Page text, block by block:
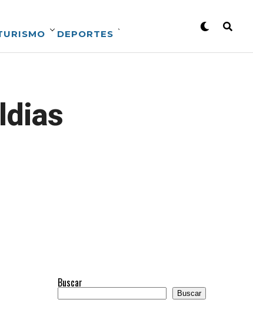
DEPORTES
Buscar
Buscar